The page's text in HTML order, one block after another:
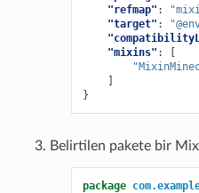
"refmap" :
"target" :
"mixins" :
[
]
}
Belirtilen pakete bir
package